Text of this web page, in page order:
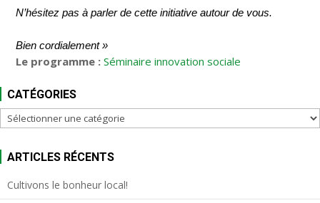
N’hésitez pas à parler de cette initiative autour de vous.
Bien cordialement »
Le programme : Séminaire innovation sociale
CATÉGORIES
Catégories
ARTICLES RÉCENTS
Cultivons le bonheur local!